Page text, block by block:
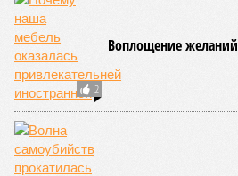
2
Воплощение желаний